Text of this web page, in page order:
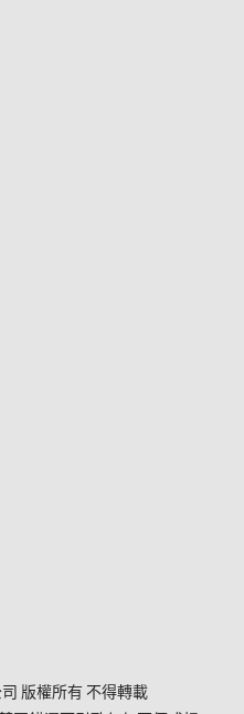
版權所有 不得轉載